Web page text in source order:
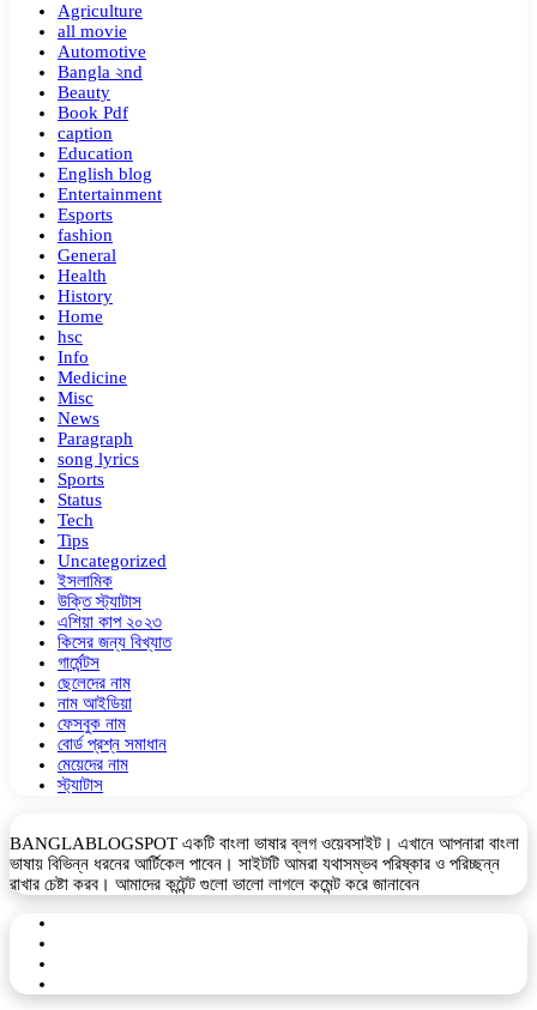
Agriculture
all movie
Automotive
Bangla ২nd
Beauty
Book Pdf
caption
Education
English blog
Entertainment
Esports
fashion
General
Health
History
Home
hsc
Info
Medicine
Misc
News
Paragraph
song lyrics
Sports
Status
Tech
Tips
Uncategorized
ইসলামিক
উক্তি স্ট্যাটাস
এশিয়া কাপ ২০২৩
কিসের জন্য বিখ্যাত
গার্মেন্টস
ছেলেদের নাম
নাম আইডিয়া
ফেসবুক নাম
বোর্ড প্রশ্ন সমাধান
মেয়েদের নাম
স্ট্যাটাস
BANGLABLOGSPOT একটি বাংলা ভাষার ব্লগ ওয়েবসাইট। এখানে আপনারা বাংলা
ভাষায় বিভিন্ন ধরনের আর্টিকেল পাবেন। সাইটটি আমরা যথাসম্ভব পরিষ্কার ও পরিচ্ছন্ন
রাখার চেষ্টা করব। আমাদের কন্টেন্ট গুলো ভালো লাগলে কমেন্ট করে জানাবেন